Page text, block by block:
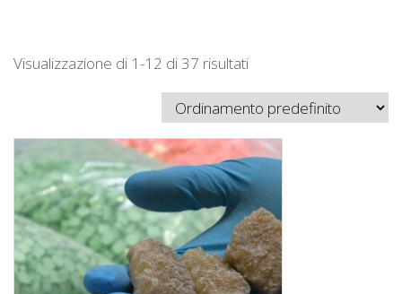
Visualizzazione di 1-12 di 37 risultati